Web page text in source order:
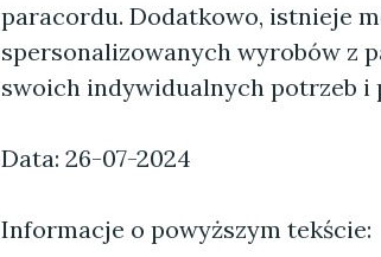
paracordu. Dodatkowo, istnieje
spersonalizowanych wyrobów z
swoich indywidualnych potrzeb i
Data: 26-07-2024
Informacje o powyższym tekście: